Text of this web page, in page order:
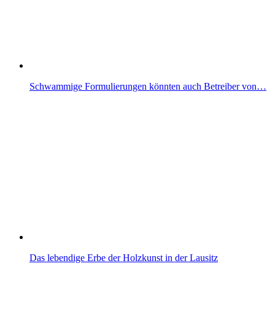
Schwammige Formulierungen könnten auch Betreiber von…
Das lebendige Erbe der Holzkunst in der Lausitz